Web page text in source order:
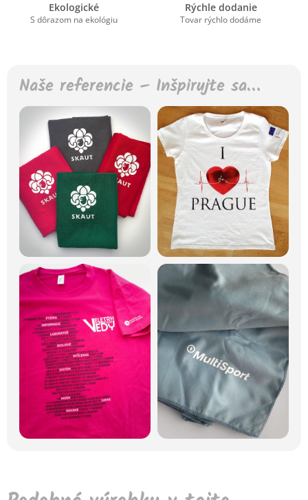
Ekologické
S dôrazom na ekológiu
Rýchle dodanie
Tovar rýchlo dodáme
Naše referencie – Inšpirujte sa…